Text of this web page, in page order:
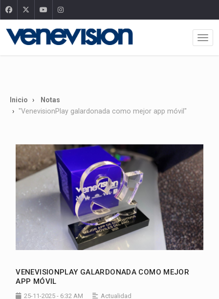
Inicio
Notas
"VenevisionPlay galardonada como mejor app móvil"
VENEVISIONPLAY GALARDONADA COMO MEJOR
APP MÓVIL
25-11-2025 - 6:32 AM Actualidad